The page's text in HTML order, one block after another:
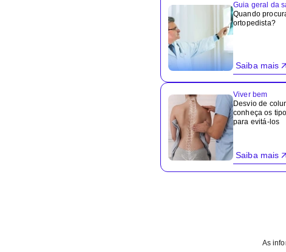
Guia geral da
Quando
ortopedista?
Saiba mais
Viver bem
Desvio de
conheça os
para evitá-los
Saiba mais
As